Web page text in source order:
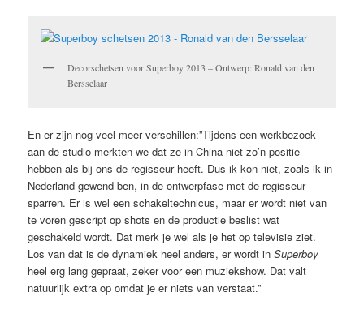
Decorschetsen voor Superboy 2013 – Ontwerp: Ronald van den
Bersselaar
En er zijn nog veel meer verschillen:”Tijdens een werkbezoek
aan de studio merkten we dat ze in China niet zo’n positie
hebben als bij ons de regisseur heeft. Dus ik kon niet, zoals ik in
Nederland gewend ben, in de ontwerpfase met de regisseur
sparren. Er is wel een schakeltechnicus, maar er wordt niet van
te voren gescript op shots en de productie beslist wat
geschakeld wordt. Dat merk je wel als je het op televisie ziet.
Los van dat is de dynamiek heel anders, er wordt inSuperboy
heel erg lang gepraat, zeker voor een muziekshow. Dat valt
natuurlijk extra op omdat je er niets van verstaat.”